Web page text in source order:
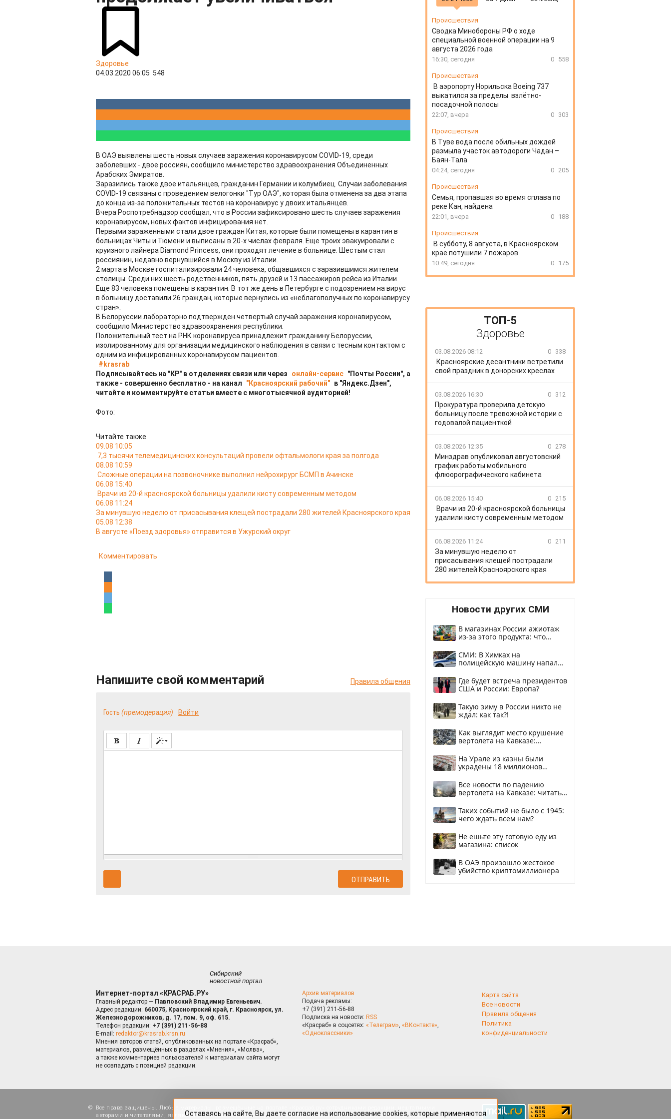
Здоровье
04.03.2020 06:05 548
В ОАЭ выявлены шесть новых случаев заражения коронавирусом COVID-19, среди
заболевших - двое россиян, сообщило министерство здравоохранения Объединенных
Арабских Эмиратов.
Заразились также двое итальянцев, гражданин Германии и колумбиец. Случаи заболевания
COVID-19 связаны с проведением велогонки "Тур ОАЭ", которая была отменена за два этапа
до конца из-за положительных тестов на коронавирус у двоих итальянцев.
Вчера Роспотребнадзор сообщал, что в России зафиксировано шесть случаев заражения
коронавирусом, новых фактов инфицирования нет.
Первыми зараженными стали двое граждан Китая, которые были помещены в карантин в
больницах Читы и Тюмени и выписаны в 20-х числах февраля. Еще троих эвакуировали с
круизного лайнера Diamond Princess, они проходят лечение в больнице. Шестым стал
россиянин, недавно вернувшийся в Москву из Италии.
2 марта в Москве госпитализировали 24 человека, общавшихся с заразившимся жителем
столицы. Среди них шесть родственников, пять друзей и 13 пассажиров рейса из Италии.
Еще 83 человека помещены в карантин. В тот же день в Петербурге с подозрением на вирус
в больницу доставили 26 граждан, которые вернулись из «неблагополучных по коронавирусу
стран».
В Белоруссии лабораторно подтвержден четвертый случай заражения коронавирусом,
сообщило Министерство здравоохранения республики.
Положительный тест на РНК коронавируса принадлежит гражданину Белоруссии,
изолированному для организации медицинского наблюдения в связи с тесным контактом с
одним из инфицированных коронавирусом пациентов.
#krasrab
Подписывайтесь на "КР" в отделениях связи или через
онлайн-сервис "Почты России", а
также - совершенно бесплатно - на канал
"Красноярский рабочий" в "Яндекс.Дзен",
читайте и комментируйте статьи вместе с многотысячной аудиторией!
Фото:
Читайте также
09.08 10:05
7,3 тысячи телемедицинских консультаций провели офтальмологи края за полгода
08.08 10:59
Сложные операции на позвоночнике выполнил нейрохирург БСМП в Ачинске
06.08 15:40
Врачи из 20-й красноярской больницы удалили кисту современным методом
06.08 11:24
За минувшую неделю от присасывания клещей пострадали 280 жителей Красноярского края
05.08 12:38
В августе «Поезд здоровья» отправится в Ужурский округ
Комментировать
Напишите свой комментарий Правила общения
Гость (премодерация) Войти
Происшествия
Сводка Минобороны РФ о ходе
специальной военной операции на 9
августа 2026 года
16:30, сегодня 0 558
Происшествия
В аэропорту Норильска Boeing 737
выкатился за пределы взлётно-
посадочной полосы
22:07, вчера 0 303
Происшествия
В Туве вода после обильных дождей
размыла участок автодороги Чадан –
Баян-Тала
04:24, сегодня 0 205
Происшествия
Семья, пропавшая во время сплава по
реке Кан, найдена
22:01, вчера 0 188
Происшествия
В субботу, 8 августа, в Красноярском
крае потушили 7 пожаров
10:49, сегодня 0 175
ТОП-5
Здоровье
03.08.2026 08:12 0 338
Красноярские десантники встретили
свой праздник в донорских креслах
03.08.2026 16:30 0 312
Прокуратура проверила детскую
больницу после тревожной истории с
годовалой пациенткой
03.08.2026 12:35 0 278
Минздрав опубликовал августовский
график работы мобильного
флюорографического кабинета
06.08.2026 15:40 0 215
Врачи из 20-й красноярской больницы
удалили кисту современным методом
06.08.2026 11:24 0 211
За минувшую неделю от
присасывания клещей пострадали
280 жителей Красноярского края
Новости других СМИ
В магазинах России ажиотаж
из-за этого продукта: что
СМИ: В Химках на
полицейскую машину напали
Где будет встреча президентов
США и России: Европа?
Такую зиму в России никто не
ждал: как так?!
Как выглядит место крушение
вертолета на Кавказе:
На Урале из казны были
украдены 18 миллионов
Все новости по падению
вертолета на Кавказе: читать
Таких событий не было с 1945:
чего ждать всем нам?
Не ешьте эту готовую еду из
магазина: список
В ОАЭ произошло жестокое
убийство криптомиллионера
Сибирский
новостной портал
Интернет-портал «КРАСРАБ.РУ»
Главный редактор — Павловский Владимир Евгеньевич.
Адрес редакции: 660075, Красноярский край, г. Красноярск, ул.
Железнодорожников, д. 17, пом. 9, оф. 615.
Телефон редакции: +7 (391) 211-56-88
E-mail: redaktor@krasrab.krsn.ru
Мнения авторов статей, опубликованных на портале «Красраб»,
материалов, размещённых в разделах «Мнения», «Молва»,
а также комментариев пользователей к материалам сайта могут
не совпадать с позицией редакции.
Архив материалов
Подача рекламы:
+7 (391) 211-56-88
Подписка на новости: RSS
«Красраб» в соцсетях: «Телеграм», «ВКонтакте»,
«Одноклассники»
Карта сайта
Все новости
Правила общения
Политика
конфиденциальности
Все права защищены. Любые материалы, размещённые на портале «Красраб.ру» сотрудниками редакции, нештатными
авторами и читателями, являются объектами авторского права. Полное или частичное использование материалов,
Оставаясь на сайте, Вы даете согласие на использование cookies, которые применяются
можно через настройки Вашего браузера.
OK